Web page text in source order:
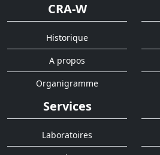
CRA-W
Historique
A propos
Organigramme
Services
Laboratoires